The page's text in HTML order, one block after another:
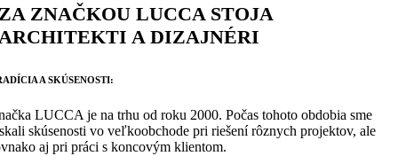
ZNAČKOU LUCCA STOJA
A DIZAJNÉRI
A SKÚSENOSTI:
LUCCA je na trhu od roku 2000. Počas tohoto obdobia sme
skúsenosti vo veľkoobchode pri riešení rôznych projektov, ale
aj pri práci s koncovým klientom.